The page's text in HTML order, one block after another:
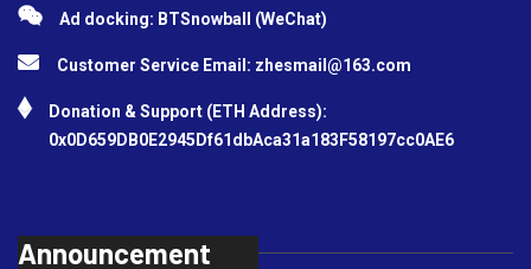
Ad docking: BTSnowball (WeChat)
Customer Service Email: zhesmail@163.com
Donation & Support (ETH Address):
0x0D659DB0E2945Df61dbAca31a183F58197cc0AE6
Announcement